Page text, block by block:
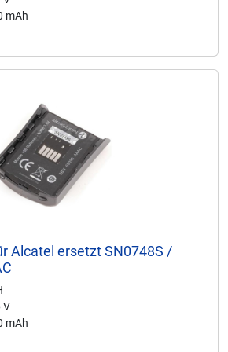
mAh
Alcatel ersetzt SN0748S /
V
mAh